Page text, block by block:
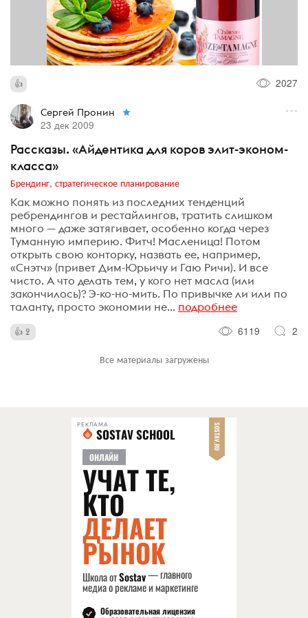
2027
Сергей Пронин
23 дек 2009
Рассказы. «Айдентика для коров элит-эконом-
класса»
Брендинг, стратегическое планирование
Как можно понять из последних тенденций
ребрендингов и рестайлингов, тратить слишком
много — даже затягивает, особенно когда через
Туманную империю. Фитч! Масленица! Потом
открыть свою конторку, назвать ее, например,
«Снэтч» (привет Дим-Юрьичу и Гаю Ричи). И все
чисто. А что делать тем, у кого нет масла (или
закончилось)? Э-ко-но-мить. По привычке ли или по
таланту, просто экономии не... подробнее
2 6119 2
Все материалы загружены
РЕКЛАМА